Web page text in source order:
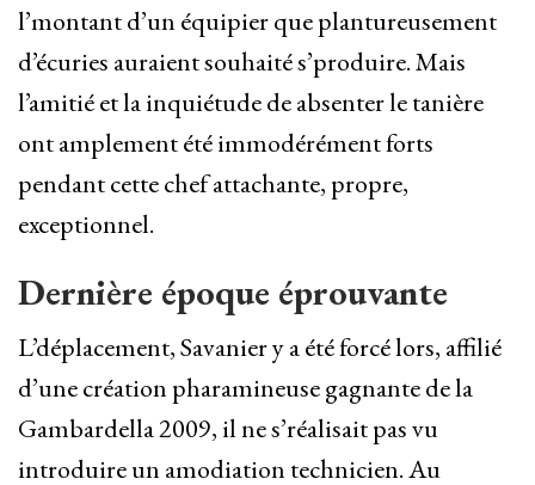
l’montant d’un équipier que plantureusement
d’écuries auraient souhaité s’produire. Mais
l’amitié et la inquiétude de absenter le tanière
ont amplement été immodérément forts
pendant cette chef attachante, propre,
exceptionnel.
Dernière époque éprouvante
L’déplacement, Savanier y a été forcé lors, affilié
d’une création pharamineuse gagnante de la
Gambardella 2009, il ne s’réalisait pas vu
introduire un amodiation technicien. Au